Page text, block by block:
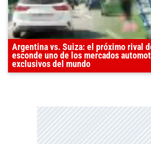
Argentina vs. Suiza: el próximo rival
esconde uno de los mercados
exclusivos del mundo